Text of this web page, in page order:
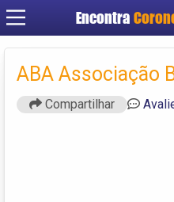
Encontra
ABA Associação
Compartilhar